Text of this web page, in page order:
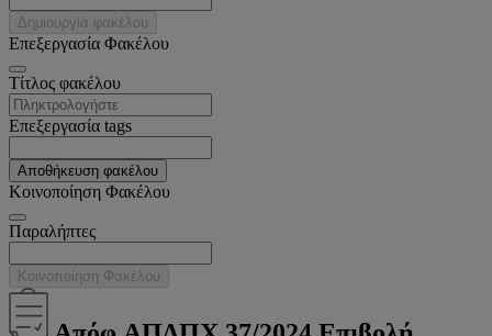
Δημιουργία φακέλου
Επεξεργασία Φακέλου
Tίτλος φακέλου
Επεξεργασία tags
Αποθήκευση φακέλου
Κοινοποίηση Φακέλου
Παραλήπτες
Κοινοποίηση Φακέλου